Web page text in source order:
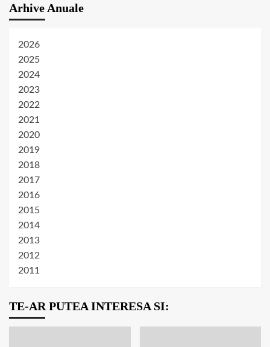
Arhive Anuale
2026
2025
2024
2023
2022
2021
2020
2019
2018
2017
2016
2015
2014
2013
2012
2011
TE-AR PUTEA INTERESA SI: